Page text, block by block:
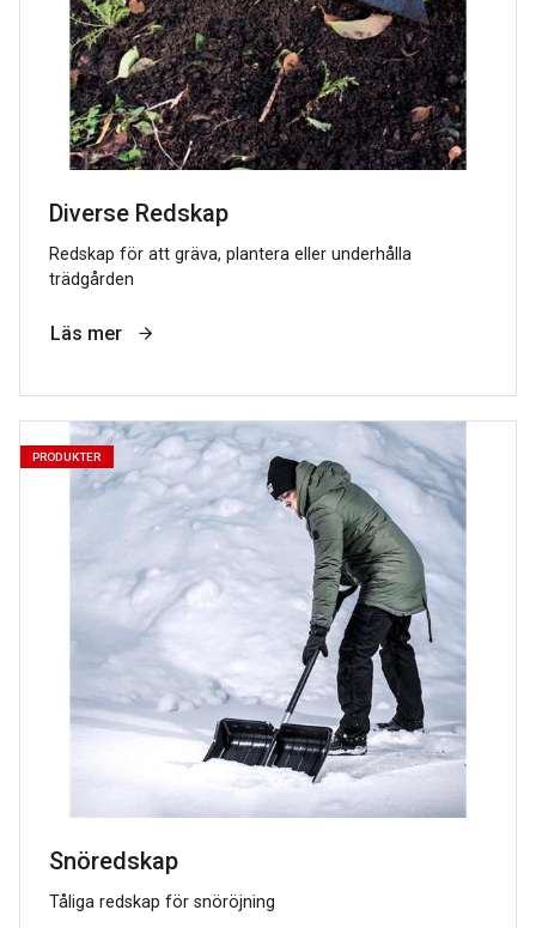
Diverse Redskap
Redskap för att gräva, plantera eller underhålla
trädgården
Läs mer
PRODUKTER
Snöredskap
Tåliga redskap för snöröjning